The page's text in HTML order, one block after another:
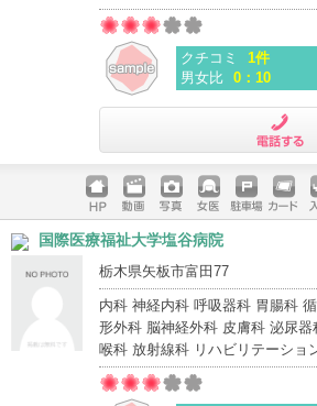
クチコミ
1件
男女比 0：10
ホームペ
ージ
動画 写真 女医 駐車場
クレジッ
国際医療福祉大学塩谷病院
栃木県矢板市富田77
内科 神経内科 呼吸器科 胃腸科
形外科 脳神経外科 皮膚科 泌尿
喉科 放射線科 リハビリテーショ